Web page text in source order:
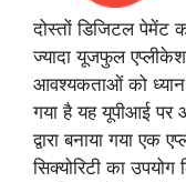
दोस्तों डिजिटल पेमेंट
ज्यादा यूजफुल
आवश्यकताओं को
गया है यह यूपीआई पर
द्वारा बनाया गया
सिक्योरिटी का